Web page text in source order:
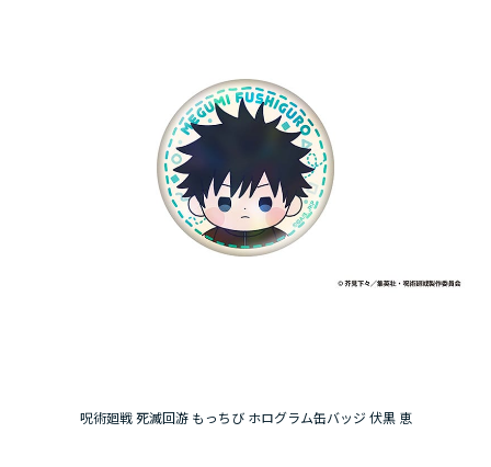
薬屋のひとりごと 夏の園遊会2026
アニメ『僕のヒーローアカデミア』10周年
ハイキュー!!ジャージ＆ユニフォーム
呪術廻戦 死滅回游 もっちび ホログラム缶バッジ 伏黒 恵